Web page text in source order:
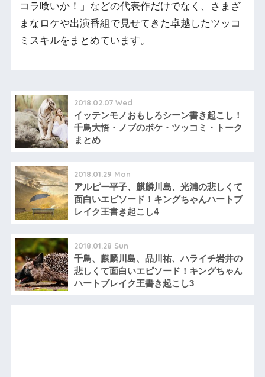
コラ喰いか！」などの代表作だけでなく、さまざ
まなロケや出演番組で見せてきた卓越したツッコ
ミスキルをまとめています。
2018.02.07 Wed
イッテンモノおもしろシーン書き起こし！
千鳥大悟・ノブのボケ・ツッコミ・トーク
まとめ
2018.01.29 Mon
アルピー平子、麒麟川島、光浦の悲しくて
面白いエピソード！キングちゃんハートブ
レイク王書き起こし4
2018.01.28 Sun
千鳥、麒麟川島、品川祐、ハライチ岩井の
悲しくて面白いエピソード！キングちゃん
ハートブレイク王書き起こし3